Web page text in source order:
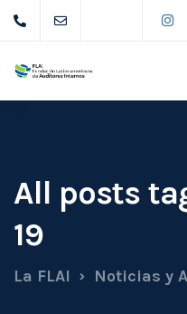
All posts
19
La FLAI Noticias y